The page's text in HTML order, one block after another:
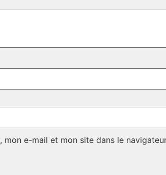
mon e-mail et mon site dans le